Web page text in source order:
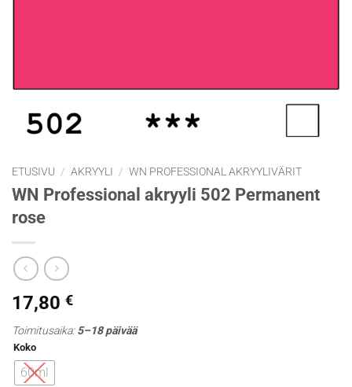
ETUSIVU / AKRYYLI / WN PROFESSIONAL AKRYYLIVÄRIT
WN Professional akryyli 502 Permanent
rose
17,80 €
Toimitusaika:5–18 päivää
Koko
60ml